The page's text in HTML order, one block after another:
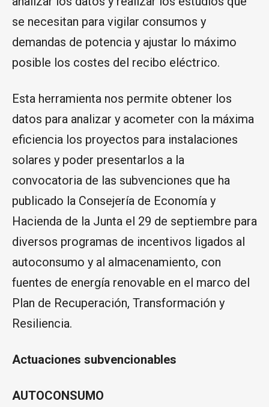
se necesitan para vigilar consumos y
demandas de potencia y ajustar lo máximo
posible los costes del recibo eléctrico.
Esta herramienta nos permite obtener los
datos para analizar y acometer con la máxima
eficiencia los proyectos para instalaciones
solares y poder presentarlos a la
convocatoria de las subvenciones que ha
publicado la Consejería de Economía y
Hacienda de la Junta el 29 de septiembre para
diversos programas de incentivos ligados al
autoconsumo y al almacenamiento, con
fuentes de energía renovable en el marco del
Plan de Recuperación, Transformación y
Resiliencia.
Actuaciones subvencionables
AUTOCONSUMO